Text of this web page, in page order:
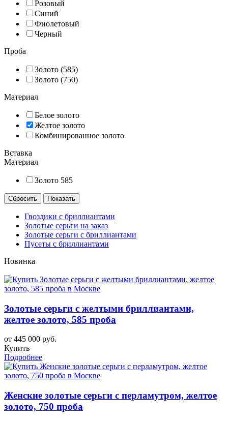
Розовый
Синий
Фиолетовый
Черный
Проба
Золото (585)
Золото (750)
Материал
Белое золото
Желтое золото
Комбинированное золото
Вставка
Материал
Золото 585
Гвоздики с бриллиантами
Золотые серьги на заказ
Золотые серьги с бриллиантами
Пусеты с бриллиантами
Новинка
Золотые серьги c желтыми бриллиантами,
желтое золото, 585 проба
от 445 000 руб.
Купить
Подробнее
Женские золотые серьги с перламутром, желтое
золото, 750 проба